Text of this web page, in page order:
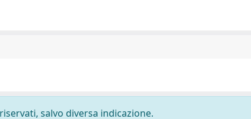
salvo diversa indicazione.